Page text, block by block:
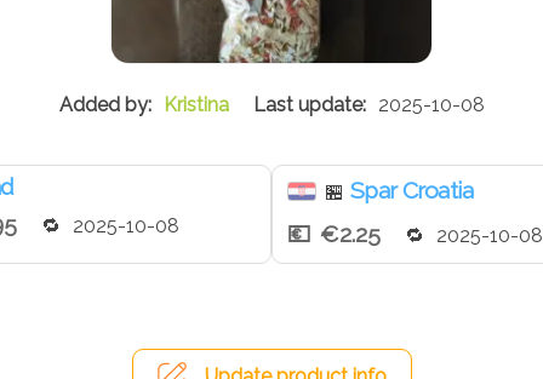
Kristina 2025-10-08
2025-10-08
🏪 Spar Croatia
€2.25
2025-10-08